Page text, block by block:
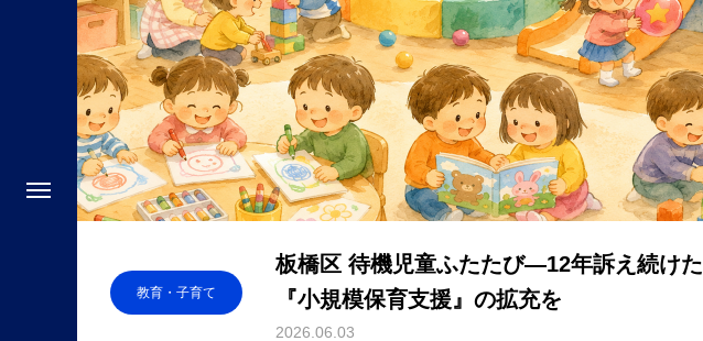
教育・子育て
板橋区 待機児童ふたたび—12年訴え続けた
『小規模保育支援』の拡充を
2026.06.03